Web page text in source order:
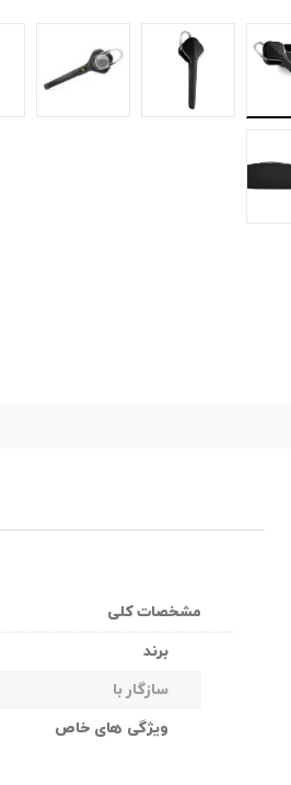
مشخصات کلی
برند
سازگار با
ویژگی های خاص